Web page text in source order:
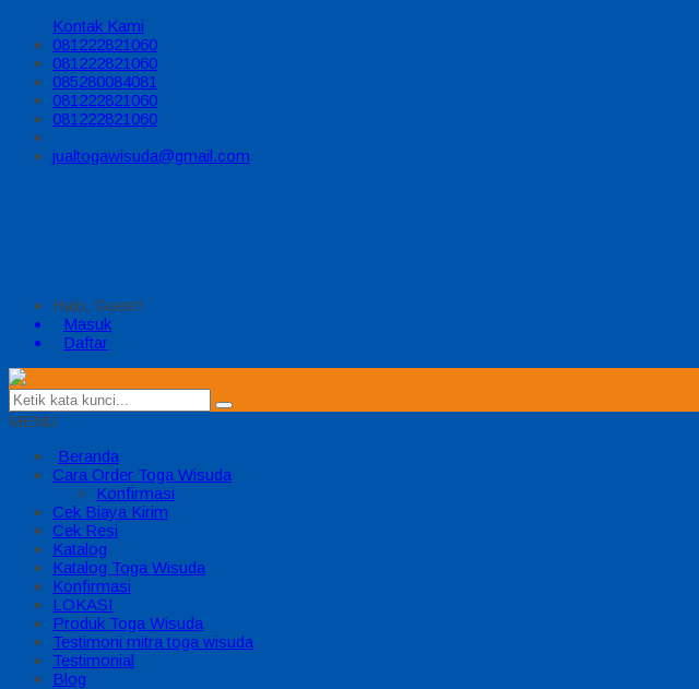
Kontak Kami
081222821060
081222821060
085280084081
081222821060
081222821060
jualtogawisuda@gmail.com
Halo, Guest!
Masuk
Daftar
MENU
Beranda
Cara Order Toga Wisuda
Konfirmasi
Cek Biaya Kirim
Cek Resi
Katalog
Katalog Toga Wisuda
Konfirmasi
LOKASI
Produk Toga Wisuda
Testimoni mitra toga wisuda
Testimonial
Blog